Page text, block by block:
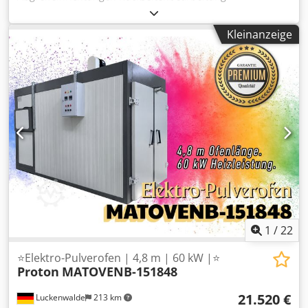
Drehautomaten Schütte - Pittler 1X für Bis 36 mm 1 X für
bis 42 mm 1X für bis 50 mm 1X Stoßkopf Dwedpfxstthkds
Ahloa Komplett mit Grundplatte und Antribswelle .Kleinanzeige
1 /22
Luckenwalde 213 km
⭐Elektro-Pulverofen | 4,8 m | 60 kW |⭐
Proton MATOVENB-151848
21.520 €